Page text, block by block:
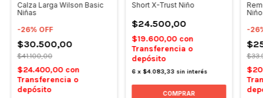
Calza Larga Wilson Basic
Niñas
-26% OFF
$30.500,00
$41.100,00
$24.400,00 con
Transferencia o
depósito
Short X-Trust Niño
$24.500,00
$19.600,00 con
Transferencia o
depósito
6 x$4.083,33 sin interés
COMPRAR
-26